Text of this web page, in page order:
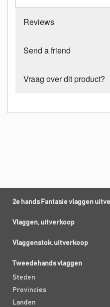
Reviews
Send a friend
Vraag over dit product?
2e hands Fantasie vlaggen
Vlaggen, uitverkoop
Vlaggenstok, uitverkoop
Tweedehands vlaggen
Steden
Provincies
Landen